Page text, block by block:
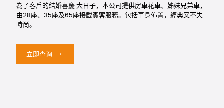
為了客戶的結婚喜慶 大日子，本公司提供房車花車、姊妹兄弟車，
由28座、35座及65座接載賓客服務。包括車身佈置，經典又不失
時尚。
立即查询